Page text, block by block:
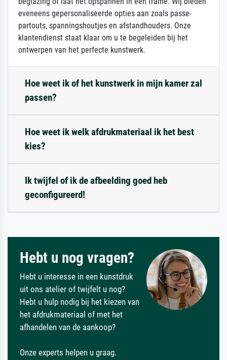
eveneens gepersonaliseerde opties aan zoals passe-
partouts, spanningshoutjes en afstandhouders. Onze
klantendienst staat klaar om u te begeleiden bij het
ontwerpen van het perfecte kunstwerk.
Hoe weet ik of het kunstwerk in mijn kamer zal
passen?
Hoe weet ik welk afdrukmateriaal ik het best
kies?
Ik twijfel of ik de afbeelding goed heb
geconfigureerd!
Hebt u nog vragen?
Hebt u interesse in een kunstdruk
uit ons atelier of twijfelt u nog?
Hebt u hulp nodig bij het kiezen van
het afdrukmateriaal of met het
afhandelen van de aankoop?
Onze experts helpen u graag.